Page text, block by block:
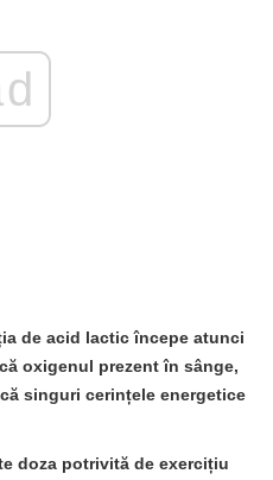
de acid lactic începe atunci
oxigenul prezent în sânge,
singuri cerințele energetice
doza potrivită de exercițiu